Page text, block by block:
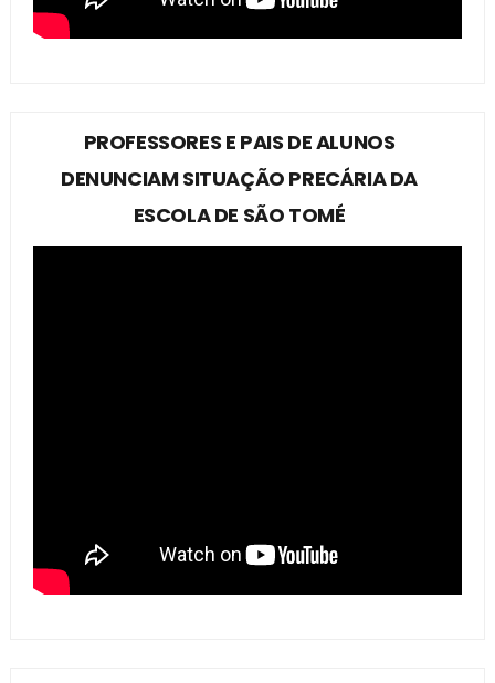
PROFESSORES E PAIS DE ALUNOS
DENUNCIAM SITUAÇÃO PRECÁRIA DA
ESCOLA DE SÃO TOMÉ